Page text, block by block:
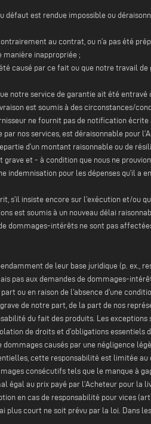
est rendue impossible ou
au contrat, ou n’a pas été
manière inappropriée ;
causé par ce fait ou que notre travail
notre service de garantie ait été
est soumis à des circonstances/
ne fournit pas de notification
nos services, est déraisonnable pour
d’un montant raisonnable ou de
et - à condition que nous ne
pour les dépenses qu’il a
s’il insiste encore sur l’exécution et/ou
est soumis à un nouveau délai
dommages-intérêts ne sont pas
de leur base juridique (p. ex.,
pas aux demandes de dommages-
ou en raison de l’absence d’une
de notre part, de la part de nos
du fait des produits. Les
de droits et d’obligations
causés par une négligence
cette responsabilité est limitée
consécutifs tels que le manque à
égal au prix payé par l’Acheteur pour la
en cas de responsabilité pour vices
plus court ne soit prévu par la loi. Dans